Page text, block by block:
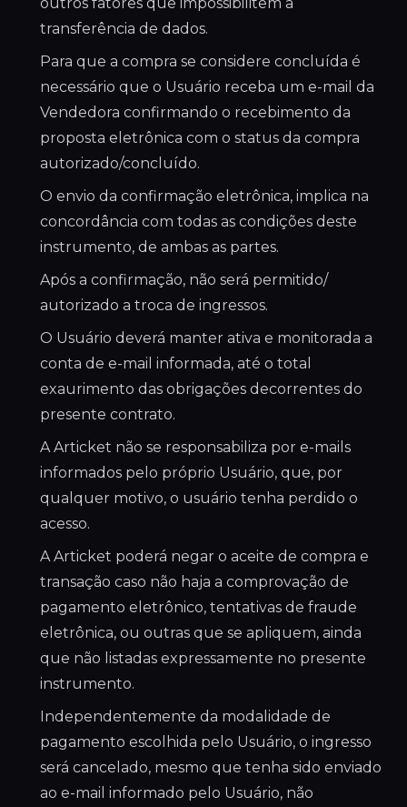
transferência de dados.
Para que a compra se considere concluída é
necessário que o Usuário receba um e-mail da
Vendedora confirmando o recebimento da
proposta eletrônica com o status da compra
autorizado/concluído.
O envio da confirmação eletrônica, implica na
concordância com todas as condições deste
instrumento, de ambas as partes.
Após a confirmação, não será permitido/
autorizado a troca de ingressos.
O Usuário deverá manter ativa e monitorada a
conta de e-mail informada, até o total
exaurimento das obrigações decorrentes do
presente contrato.
A Articket não se responsabiliza por e-mails
informados pelo próprio Usuário, que, por
qualquer motivo, o usuário tenha perdido o
acesso.
A Articket poderá negar o aceite de compra e
transação caso não haja a comprovação de
pagamento eletrônico, tentativas de fraude
eletrônica, ou outras que se apliquem, ainda
que não listadas expressamente no presente
instrumento.
Independentemente da modalidade de
pagamento escolhida pelo Usuário, o ingresso
será cancelado, mesmo que tenha sido enviado
ao e-mail informado pelo Usuário, não